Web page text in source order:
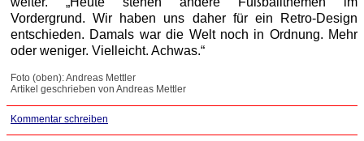
Vordergrund. Wir haben uns daher für ein Retro-Design
entschieden. Damals war die Welt noch in Ordnung. Mehr
oder weniger. Vielleicht. Achwas.“
Foto (oben): Andreas Mettler
Artikel geschrieben von Andreas Mettler
Kommentar schreiben